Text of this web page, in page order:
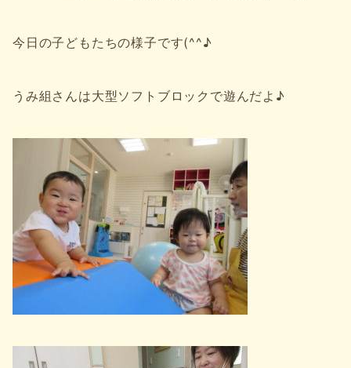
今日の子どもたちの様子です(^^♪
うみ組さんは大型ソフトブロックで遊んだよ♪